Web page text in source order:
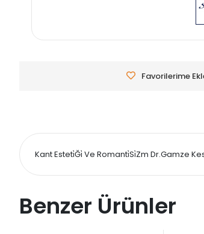
Favorilerime
Kant Esteti̇Ği̇ Ve Romanti̇Si̇Zm Dr.Gamze
Benzer Ürünler